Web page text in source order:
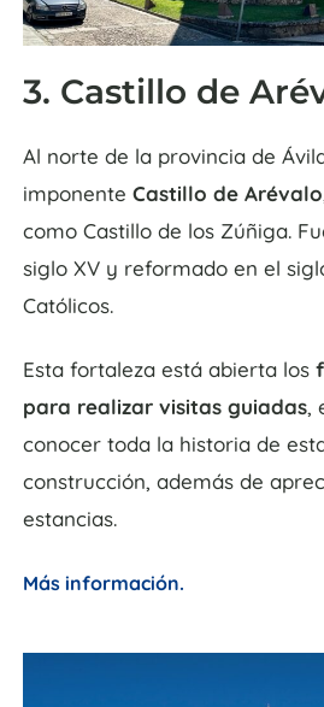
3. Castillo de
Al norte de la provincia de
imponente Castillo de Arévalo
como Castillo de los Zúñiga.
siglo XV y reformado en el
Católicos.
Esta fortaleza está abierta los
para realizar visitas guiadas,
conocer toda la historia de
construcción, además de
estancias.
Más información.